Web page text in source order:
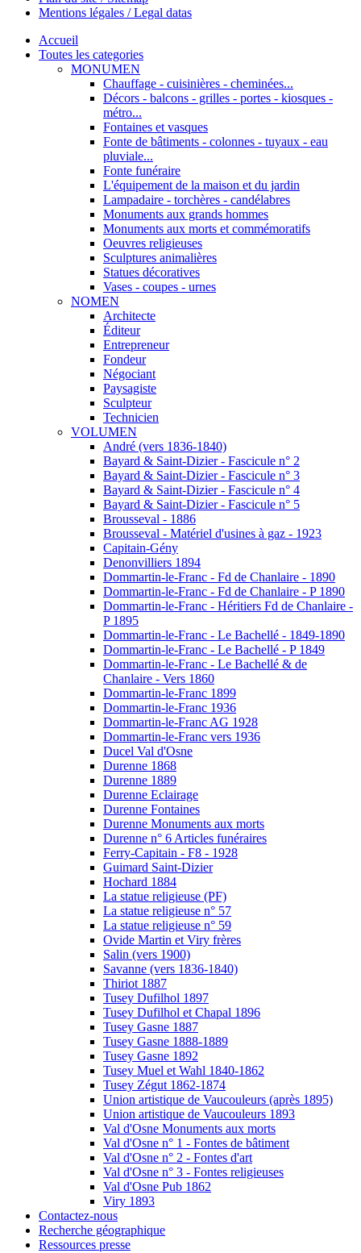
Mentions légales / Legal datas
Accueil
Toutes les categories
MONUMEN
Chauffage - cuisinières - cheminées...
Décors - balcons - grilles - portes - kiosques -
métro...
Fontaines et vasques
Fonte de bâtiments - colonnes - tuyaux - eau
pluviale...
Fonte funéraire
L'équipement de la maison et du jardin
Lampadaire - torchères - candélabres
Monuments aux grands hommes
Monuments aux morts et commémoratifs
Oeuvres religieuses
Sculptures animalières
Statues décoratives
Vases - coupes - urnes
NOMEN
Architecte
Éditeur
Entrepreneur
Fondeur
Négociant
Paysagiste
Sculpteur
Technicien
VOLUMEN
André (vers 1836-1840)
Bayard & Saint-Dizier - Fascicule n° 2
Bayard & Saint-Dizier - Fascicule n° 3
Bayard & Saint-Dizier - Fascicule n° 4
Bayard & Saint-Dizier - Fascicule n° 5
Brousseval - 1886
Brousseval - Matériel d'usines à gaz - 1923
Capitain-Gény
Denonvilliers 1894
Dommartin-le-Franc - Fd de Chanlaire - 1890
Dommartin-le-Franc - Fd de Chanlaire - P 1890
Dommartin-le-Franc - Héritiers Fd de Chanlaire -
P 1895
Dommartin-le-Franc - Le Bachellé - 1849-1890
Dommartin-le-Franc - Le Bachellé - P 1849
Dommartin-le-Franc - Le Bachellé & de
Chanlaire - Vers 1860
Dommartin-le-Franc 1899
Dommartin-le-Franc 1936
Dommartin-le-Franc AG 1928
Dommartin-le-Franc vers 1936
Ducel Val d'Osne
Durenne 1868
Durenne 1889
Durenne Eclairage
Durenne Fontaines
Durenne Monuments aux morts
Durenne n° 6 Articles funéraires
Ferry-Capitain - F8 - 1928
Guimard Saint-Dizier
Hochard 1884
La statue religieuse (PF)
La statue religieuse n° 57
La statue religieuse n° 59
Ovide Martin et Viry frères
Salin (vers 1900)
Savanne (vers 1836-1840)
Thiriot 1887
Tusey Dufilhol 1897
Tusey Dufilhol et Chapal 1896
Tusey Gasne 1887
Tusey Gasne 1888-1889
Tusey Gasne 1892
Tusey Muel et Wahl 1840-1862
Tusey Zégut 1862-1874
Union artistique de Vaucouleurs (après 1895)
Union artistique de Vaucouleurs 1893
Val d'Osne Monuments aux morts
Val d'Osne n° 1 - Fontes de bâtiment
Val d'Osne n° 2 - Fontes d'art
Val d'Osne n° 3 - Fontes religieuses
Val d'Osne Pub 1862
Viry 1893
Contactez-nous
Recherche géographique
Ressources presse